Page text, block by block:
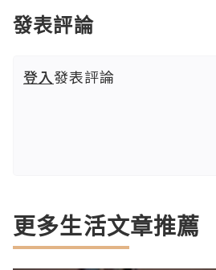
發表評論
登入發表評論
更多生活文章推薦